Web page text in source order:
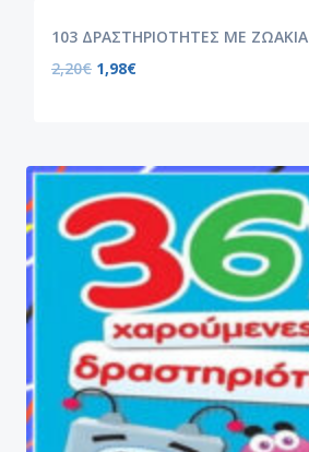
103 ΔΡΑΣΤΗΡΙΟΤΗΤΕΣ ΜΕ ΖΩΑΚΙΑ
2,20€ 1,98€